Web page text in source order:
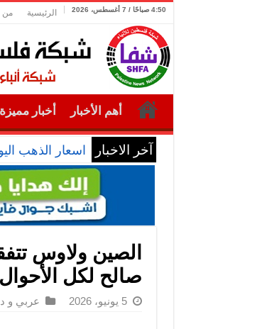
4:50 صباحًا / 7 أغسطس، 2026 الرئيسية من
أهم الأخبار أخبار مميزة
آخر الاخبار اسعار الذهب
الصين ولاوس
صالح لكل
5 يونيو، 2026 عربي و